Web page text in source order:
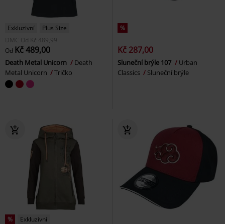
Exkluzivní
Plus Size
DMC Od Kč 489,99
Od Kč 489,00
Death Metal Unicorn
Death
Metal Unicorn
Tričko
%
Kč 287,00
Sluneční brýle 107
Urban
Classics
Sluneční brýle
% Exkluzivní